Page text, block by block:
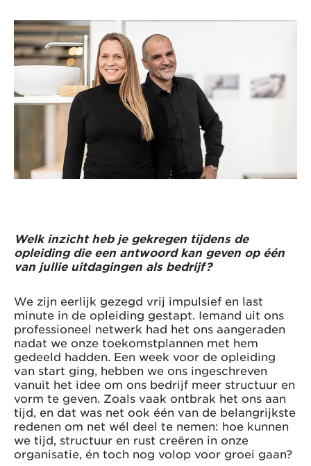
Welk inzicht heb je gekregen tijdens de
opleiding die een antwoord kan geven op één
van jullie uitdagingen als bedrijf?
We zijn eerlijk gezegd vrij impulsief en last
minute in de opleiding gestapt. Iemand uit ons
professioneel netwerk had het ons aangeraden
nadat we onze toekomstplannen met hem
gedeeld hadden. Een week voor de opleiding
van start ging, hebben we ons ingeschreven
vanuit het idee om ons bedrijf meer structuur en
vorm te geven. Zoals vaak ontbrak het ons aan
tijd, en dat was net ook één van de belangrijkste
redenen om net wél deel te nemen: hoe kunnen
we tijd, structuur en rust creëren in onze
organisatie, én toch nog volop voor groei gaan?